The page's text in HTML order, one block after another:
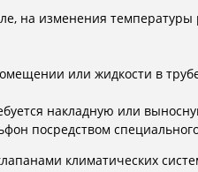
на изменения температуры
или жидкости в
накладную или
посредством
климатических